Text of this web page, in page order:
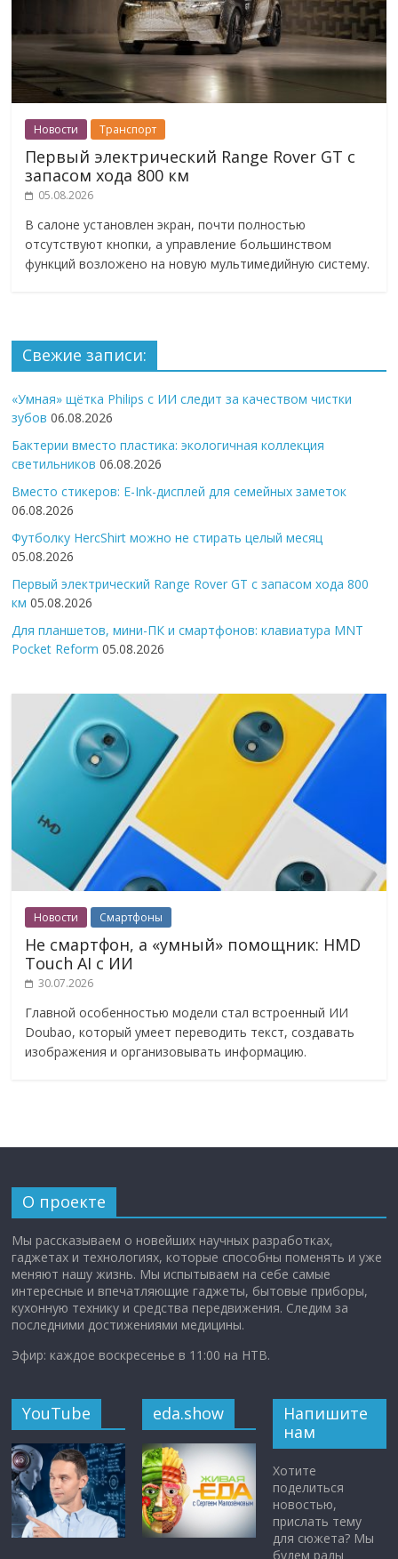
Новости Транспорт
Первый электрический Range Rover GT с
запасом хода 800 км
05.08.2026
В салоне установлен экран, почти полностью
отсутствуют кнопки, а управление большинством
функций возложено на новую мультимедийную систему.
Свежие записи:
«Умная» щётка Philips с ИИ следит за качеством чистки
зубов 06.08.2026
Бактерии вместо пластика: экологичная коллекция
светильников 06.08.2026
Вместо стикеров: E-Ink-дисплей для семейных заметок
06.08.2026
Футболку HercShirt можно не стирать целый месяц
05.08.2026
Первый электрический Range Rover GT с запасом хода 800
км 05.08.2026
Для планшетов, мини-ПК и смартфонов: клавиатура MNT
Pocket Reform 05.08.2026
Новости Смартфоны
Не смартфон, а «умный» помощник: HMD
Touch AI с ИИ
30.07.2026
Главной особенностью модели стал встроенный ИИ
Doubao, который умеет переводить текст, создавать
изображения и организовывать информацию.
О проекте
Мы рассказываем о новейших научных разработках,
гаджетах и технологиях, которые способны поменять и уже
меняют нашу жизнь. Мы испытываем на себе самые
интересные и впечатляющие гаджеты, бытовые приборы,
кухонную технику и средства передвижения. Следим за
последними достижениями медицины.
Эфир: каждое воскресенье в 11:00 на НТВ.
YouTube eda.show
Напишите
нам
Хотите
поделиться
новостью,
прислать тему
для сюжета? Мы
будем рады